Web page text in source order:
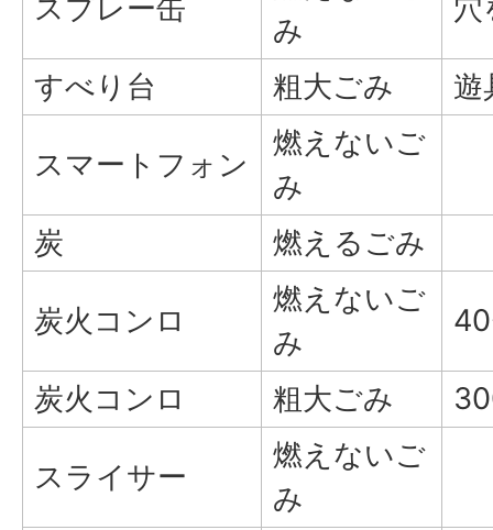
スプレー缶
み
穴
すべり台 粗大ごみ 遊
スマートフォン
燃えないご
み
炭
燃えるごみ
炭火コンロ
燃えないご
み
炭火コンロ 粗大ごみ
スライサー
燃えないご
み